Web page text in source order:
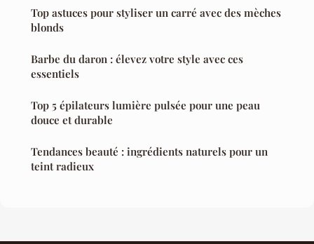
Top astuces pour styliser un carré avec des mèches
blonds
Barbe du daron : élevez votre style avec ces
essentiels
Top 5 épilateurs lumière pulsée pour une peau
douce et durable
Tendances beauté : ingrédients naturels pour un
teint radieux